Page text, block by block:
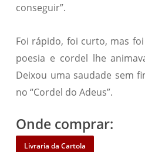
conseguir”.
Foi rápido, foi curto, mas
poesia e cordel lhe
Deixou uma saudade sem
no “Cordel do Adeus”.
Onde comprar:
Livraria da Cartola